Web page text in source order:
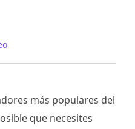
más populares del
que necesites